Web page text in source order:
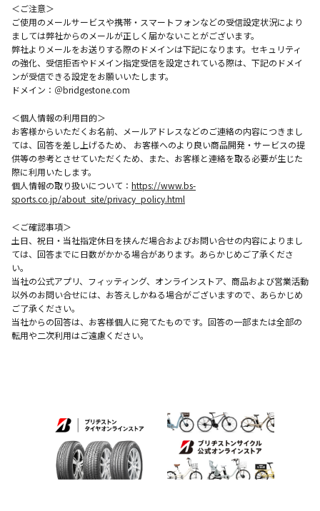
＜ご注意＞
ご使用のメールサービスや携帯・スマートフォンなどの受信設定状況により
ましては弊社からのメールが正しく届かないことがございます。
弊社よりメールをお送りする際のドメインは下記になります。セキュリティ
の強化、受信拒否やドメイン指定受信を設定されている際は、下記のドメイ
ンが受信できる設定をお願いいたします。
ドメイン：＠bridgestone.com
＜個人情報の利用目的＞
お客様からいただくお名前、メールアドレスなどのご連絡の内容につきまし
ては、回答を差し上げるため、 お客様へのより良い商品開発・サービスの提
供等の参考とさせていただくため、また、お客様と連絡を取る必要が生じた
際に利用いたします。
個人情報の取り扱いについて： https://www.bs-
sports.co.jp/about_site/privacy_policy.html
＜ご確認事項＞
土日、祝日・当社指定休日を挟んだ場合およびお問い合せの内容によりまし
ては、回答までに日数がかかる場合があります。あらかじめご了承くださ
い。
当社の公式アプリ、フィッティング、オンラインストア、商品および営業活動
以外のお問い合せには、お答えしかねる場合がございますので、あらかじめ
ご了承ください。
当社からの回答は、お客様個人に宛てたものです。回答の一部または全部の
転用や二次利用はご遠慮ください。